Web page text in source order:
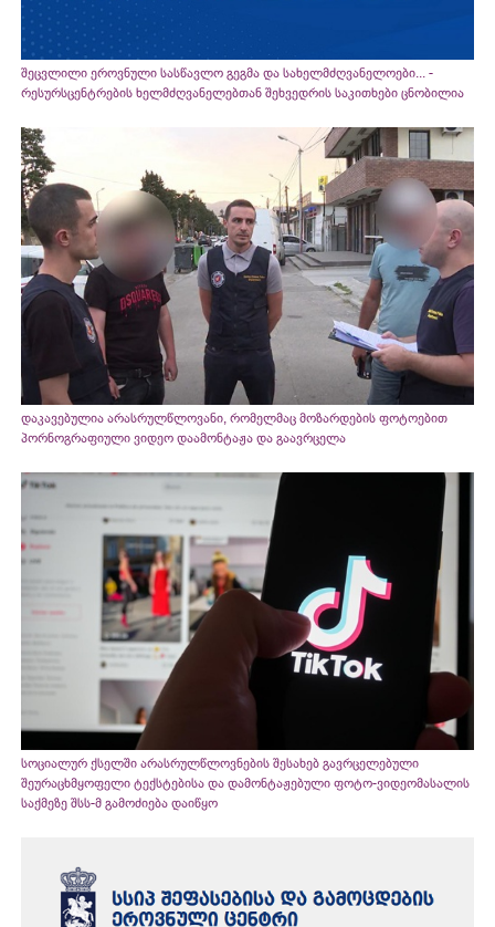
შეცვლილი ეროვნული სასწავლო გეგმა და სახელმძღვანელოები... -
რესურსცენტრების ხელმძღვანელებთან შეხვედრის საკითხები ცნობილია
დაკავებულია არასრულწლოვანი, რომელმაც მოზარდების ფოტოებით
პორნოგრაფიული ვიდეო დაამონტაჟა და გაავრცელა
სოციალურ ქსელში არასრულწლოვნების შესახებ გავრცელებული
შეურაცხმყოფელი ტექსტებისა და დამონტაჟებული ფოტო-ვიდეომასალის
საქმეზე შსს-მ გამოძიება დაიწყო